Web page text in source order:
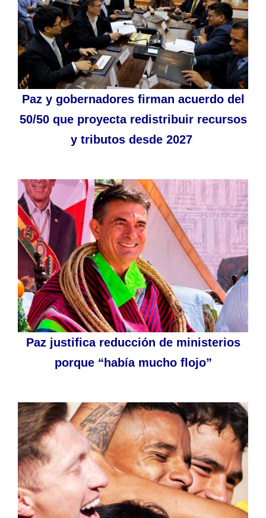
Paz y gobernadores firman acuerdo del
50/50 que proyecta redistribuir recursos
y tributos desde 2027
Paz justifica reducción de ministerios
porque “había mucho flojo”